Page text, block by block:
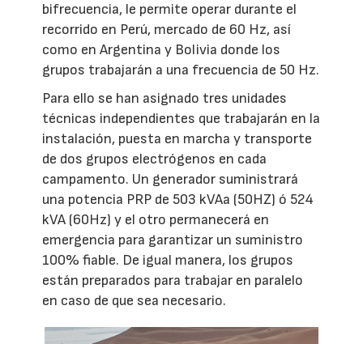
bifrecuencia, le permite operar durante el
recorrido en Perú, mercado de 60 Hz, así
como en Argentina y Bolivia donde los
grupos trabajarán a una frecuencia de 50 Hz.
Para ello se han asignado tres unidades
técnicas independientes que trabajarán en la
instalación, puesta en marcha y transporte
de dos grupos electrógenos en cada
campamento. Un generador suministrará
una potencia PRP de 503 kVAa (50HZ) ó 524
kVA (60Hz) y el otro permanecerá en
emergencia para garantizar un suministro
100% fiable. De igual manera, los grupos
están preparados para trabajar en paralelo
en caso de que sea necesario.